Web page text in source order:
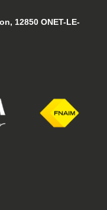
12850 ONET-LE-